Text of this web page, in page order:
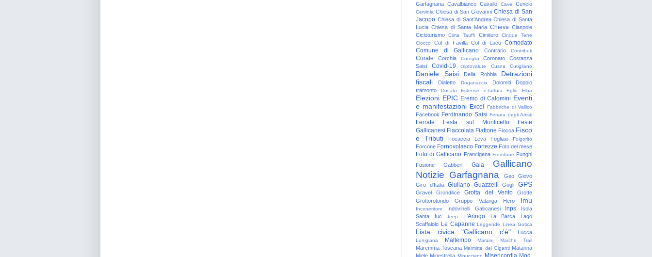
Garfagnana Cavalbianco Cavallo Cave Cencio
Cervinia Chiesa di San Giovanni Chiesa di San
Jacopo Chiesa di Sant'Andrea Chiesa di Santa
Lucia Chiesa di Santa Maria Chieva Ciaspole
Cicloturismo
Cima Tauffi Cimitero
Cinque Terre
Ciocco
Col di Favilla Col di Luco Comodato
Comune di Gallicano
Contrario Contributi
Corale Corchia Coreglia Coronato
Costanza
Saisi
Covid-19 criptovalute Cusna Cutigliano
Daniele Saisi Della Robbia
Detrazioni
fiscali
Dialetto Doganaccia Dolomiti
Doppio
tramonto
Ducato Estense e-fattura Eglio Elba
Elezioni EPIC Eremo di Calomini Eventi
e manifestazioni Excel Fabbriche di Vallico
Facebook Ferdinando Saisi Ferrata degli Artisti
Ferrate Festa sul Monticello
Feste
Gallicanesi Fiaccolata Fiattone Fiocca Fisco
e Tributi
Focaccia Leva Fogliaio Folgorito
Forcone Fornovolasco Fortezze Foto del mese
Foto di Gallicano Francigena Freddone Funghi
Fusione
Gabberi Gaia
Gallicano
Notizie Garfagnana Geo
Giovo
Giro d'Italia
Giuliano Guazzelli Gogli GPS
Gravel Grondilice Grotta del Vento
Grotte
Grottorotondo
Gruppo Valanga Hero Imu
Inceneritore Indovinelli Gallicanesi Inps
Isola
Santa
Iuc Jeep L'Aringo La Barca
Lago
Scaffaiolo Le Capanne Leggende Linea Gotica
Lista civica "Gallicano c'è" Lucca
Lunigiana Maltempo Maraini Marche Trail
Maremma Toscana Marmitte dei Giganti Matanna
Miele Minestrella Minucciano Misericordia Mod.